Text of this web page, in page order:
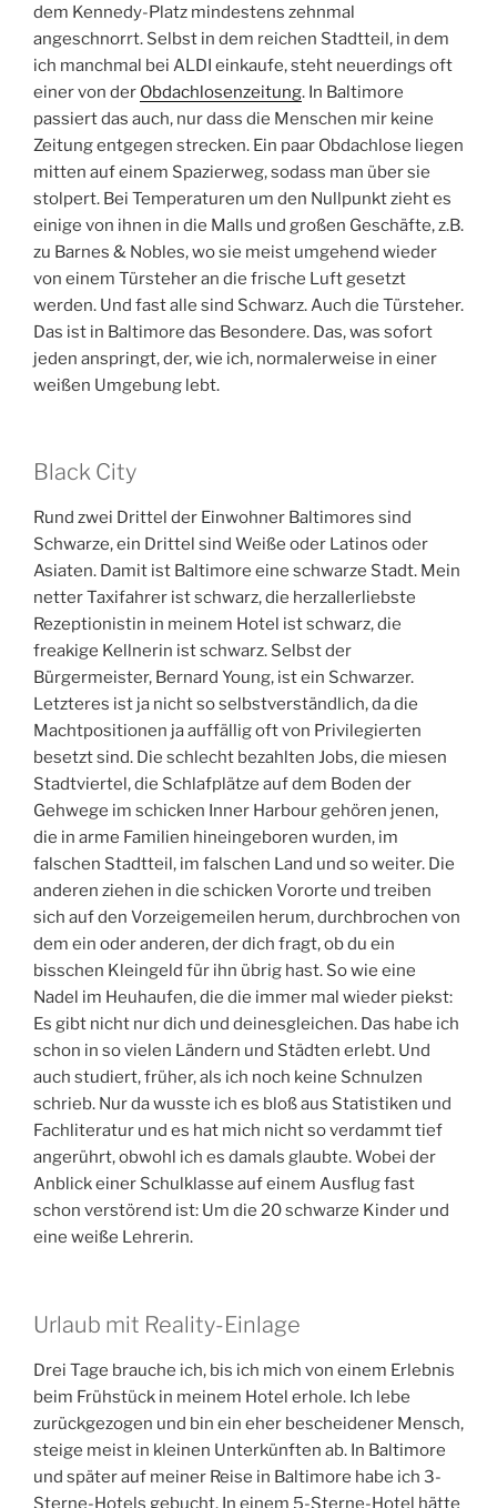
dem Kennedy-Platz mindestens zehnmal
angeschnorrt. Selbst in dem reichen Stadtteil, in dem
ich manchmal bei ALDI einkaufe, steht neuerdings oft
einer von der Obdachlosenzeitung. In Baltimore
passiert das auch, nur dass die Menschen mir keine
Zeitung entgegen strecken. Ein paar Obdachlose liegen
mitten auf einem Spazierweg, sodass man über sie
stolpert. Bei Temperaturen um den Nullpunkt zieht es
einige von ihnen in die Malls und großen Geschäfte, z.B.
zu Barnes & Nobles, wo sie meist umgehend wieder
von einem Türsteher an die frische Luft gesetzt
werden. Und fast alle sind Schwarz. Auch die Türsteher.
Das ist in Baltimore das Besondere. Das, was sofort
jeden anspringt, der, wie ich, normalerweise in einer
weißen Umgebung lebt.
Black City
Rund zwei Drittel der Einwohner Baltimores sind
Schwarze, ein Drittel sind Weiße oder Latinos oder
Asiaten. Damit ist Baltimore eine schwarze Stadt. Mein
netter Taxifahrer ist schwarz, die herzallerliebste
Rezeptionistin in meinem Hotel ist schwarz, die
freakige Kellnerin ist schwarz. Selbst der
Bürgermeister, Bernard Young, ist ein Schwarzer.
Letzteres ist ja nicht so selbstverständlich, da die
Machtpositionen ja auffällig oft von Privilegierten
besetzt sind. Die schlecht bezahlten Jobs, die miesen
Stadtviertel, die Schlafplätze auf dem Boden der
Gehwege im schicken Inner Harbour gehören jenen,
die in arme Familien hineingeboren wurden, im
falschen Stadtteil, im falschen Land und so weiter. Die
anderen ziehen in die schicken Vororte und treiben
sich auf den Vorzeigemeilen herum, durchbrochen von
dem ein oder anderen, der dich fragt, ob du ein
bisschen Kleingeld für ihn übrig hast. So wie eine
Nadel im Heuhaufen, die die immer mal wieder piekst:
Es gibt nicht nur dich und deinesgleichen. Das habe ich
schon in so vielen Ländern und Städten erlebt. Und
auch studiert, früher, als ich noch keine Schnulzen
schrieb. Nur da wusste ich es bloß aus Statistiken und
Fachliteratur und es hat mich nicht so verdammt tief
angerührt, obwohl ich es damals glaubte. Wobei der
Anblick einer Schulklasse auf einem Ausflug fast
schon verstörend ist: Um die 20 schwarze Kinder und
eine weiße Lehrerin.
Urlaub mit Reality-Einlage
Drei Tage brauche ich, bis ich mich von einem Erlebnis
beim Frühstück in meinem Hotel erhole. Ich lebe
zurückgezogen und bin ein eher bescheidener Mensch,
steige meist in kleinen Unterkünften ab. In Baltimore
und später auf meiner Reise in Baltimore habe ich 3-
Sterne-Hotels gebucht. In einem 5-Sterne-Hotel hätte